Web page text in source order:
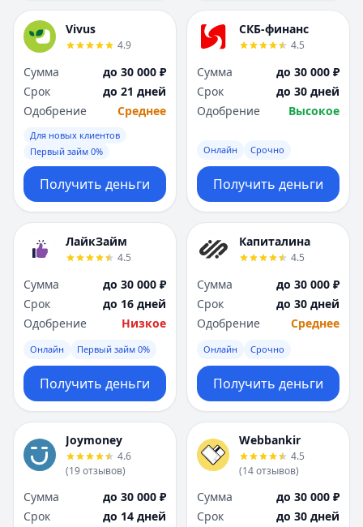
Vivus
4.9
Сумма
до 30 000 ₽
Срок
до 21 дней
Одобрение
Среднее
Для новых клиентов
Первый займ 0%
Получить деньги
СКБ-финанс
4.5
Сумма
до 30 000 ₽
Срок
до 30 дней
Одобрение
Высокое
Онлайн Срочно
Получить деньги
ЛайкЗайм
4.5
Сумма
до 30 000 ₽
Срок
до 16 дней
Одобрение
Низкое
Онлайн Первый займ 0%
Получить деньги
Капиталина
4.5
Сумма
до 30 000 ₽
Срок
до 30 дней
Одобрение
Среднее
Онлайн Срочно
Получить деньги
Joymoney
4.6
(19отзывов)
Сумма
до 30 000 ₽
Срок
до 14 дней
Webbankir
4.5
(14отзывов)
Сумма
до 30 000 ₽
Срок
до 30 дней